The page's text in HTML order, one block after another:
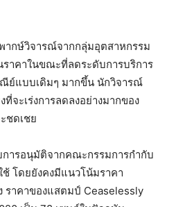
ากษ์วิจารณ์จากกลุ่มอุตสาหกรรม
ราคาในขณะที่ลดระดับการบริการ
ณีย์แบบเดิมๆ มากขึ้น นักวิจารณ์
จะเร่งการลดลงอย่างมากของ
ชดเชย
ารอนุมัติจากคณะกรรมการกำกับ
โดยยังคงมีแนวโน้มราคา
ราคาของแสตมป์ Ceaselessly